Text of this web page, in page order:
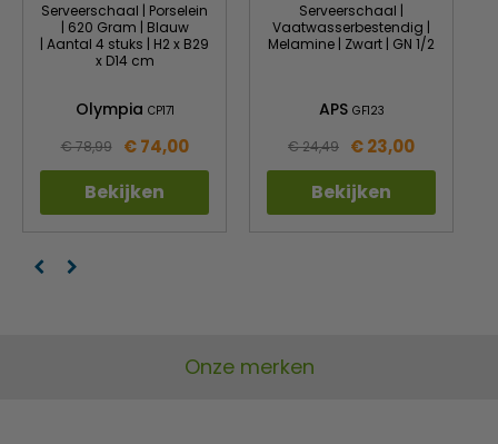
Serveerschaal | Porselein
| 620 Gram | Blauw
| Aantal 4 stuks | H2 x B29
x D14 cm
Olympia CP171
€ 78,99 € 74,00
Bekijken
Serveerschaal |
Vaatwasserbestendig |
Melamine | Zwart | GN 1/2
APS GF123
€ 24,49 € 23,00
Bekijken
Onze merken